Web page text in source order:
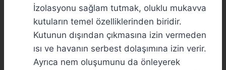
İzolasyonu sağlam tutmak, oluklu mukavva
kutuların temel özelliklerinden biridir.
Kutunun dışından çıkmasına izin vermeden
ısı ve havanın serbest dolaşımına izin verir.
Ayrıca nem oluşumunu da önleyerek